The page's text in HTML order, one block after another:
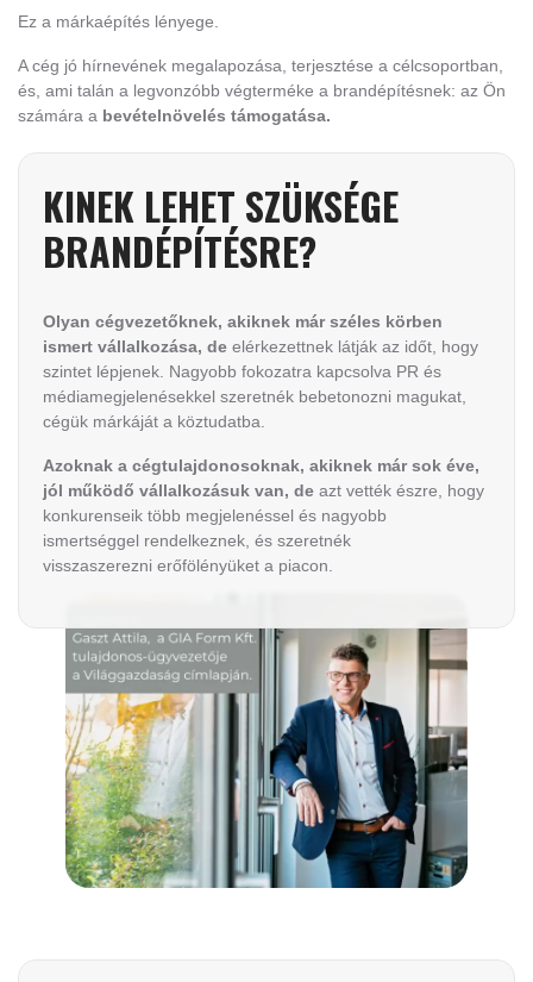
Ez a márkaépítés lényege.
A cég jó hírnevének megalapozása, terjesztése a célcsoportban,
és, ami talán a legvonzóbb végterméke a brandépítésnek: az Ön
számára a bevételnövelés támogatása.
KINEK LEHET SZÜKSÉGE
BRANDÉPÍTÉSRE?
Olyan cégvezetőknek, akiknek már széles körben
ismert vállalkozása, de elérkezettnek látják az időt, hogy
szintet lépjenek. Nagyobb fokozatra kapcsolva PR és
médiamegjelenésekkel szeretnék bebetonozni magukat,
cégük márkáját a köztudatba.
Azoknak a cégtulajdonosoknak, akiknek már sok éve,
jól működő vállalkozásuk van, de azt vették észre, hogy
konkurenseik több megjelenéssel és nagyobb
ismertséggel rendelkeznek, és szeretnék
visszaszerezni erőfölényüket a piacon.